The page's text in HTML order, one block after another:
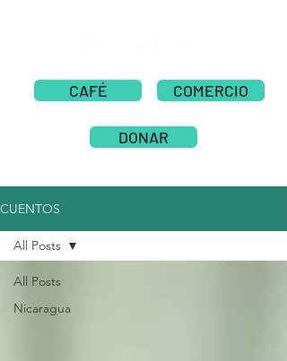
CAFÉ COMERCIO
DONAR
CUENTOS
All Posts
Nicaragua
All Posts